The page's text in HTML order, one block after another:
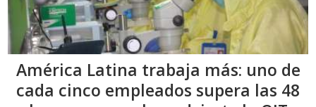
América Latina trabaja más: uno de
cada cinco empleados supera las 48